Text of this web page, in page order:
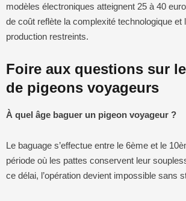
modèles électroniques atteignent 25 à 40
de coût reflète la complexité technologique et
production restreints.
Foire aux questions sur
de pigeons voyageurs
À quel âge baguer un pigeon voyageur ?
Le baguage s’effectue entre le 6ème et le
période où les pattes conservent leur
ce délai, l’opération devient impossible sans